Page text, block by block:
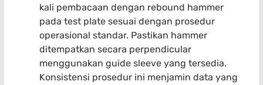
kali pembacaan dengan rebound hammer
pada test plate sesuai dengan prosedur
operasional standar. Pastikan hammer
ditempatkan secara perpendicular
menggunakan guide sleeve yang tersedia.
Konsistensi prosedur ini menjamin data yang